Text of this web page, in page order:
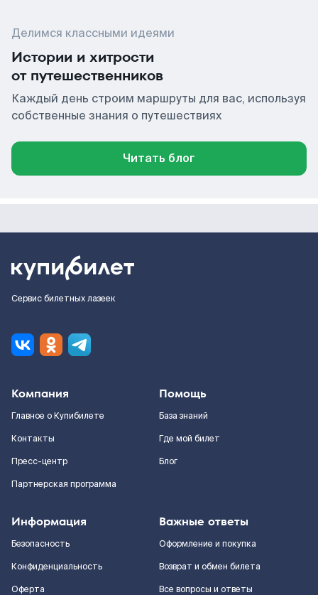
Делимся классными идеями
Истории и хитрости
от путешественников
Каждый день строим маршруты для вас, используя
собственные знания о путешествиях
Читать блог
Сервис билетных лазеек
Компания
Главное о Купибилете
Контакты
Пресс-центр
Партнерская программа
Помощь
База знаний
Где мой билет
Блог
Информация
Безопасность
Конфиденциальность
Оферта
Важные ответы
Оформление и покупка
Возврат и обмен билета
Все вопросы и ответы